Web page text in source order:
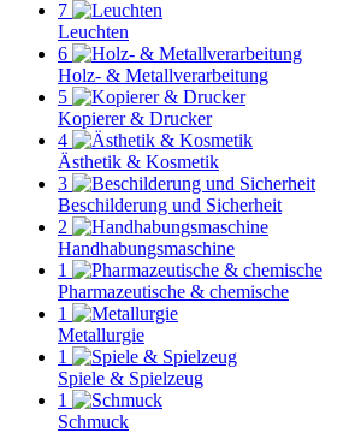
7
Leuchten
6
Holz- & Metallverarbeitung
5
Kopierer & Drucker
4
Ästhetik & Kosmetik
3
Beschilderung und Sicherheit
2
Handhabungsmaschine
1
Pharmazeutische & chemische
1
Metallurgie
1
Spiele & Spielzeug
1
Schmuck